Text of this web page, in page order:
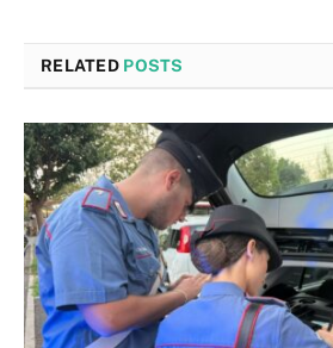
RELATED POSTS